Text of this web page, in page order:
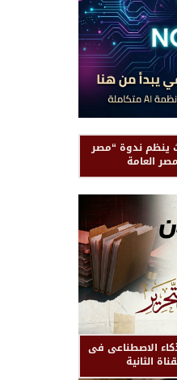
ينظم ندوة “مصر
العامة
الاصطناعى فى
الثانية